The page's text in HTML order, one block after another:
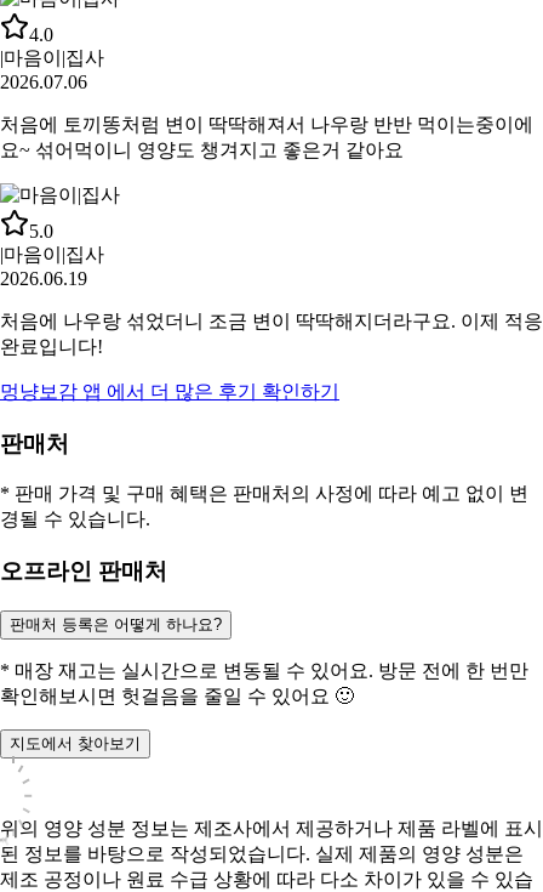
4.0
|마음이|집사
2026.07.06
처음에 토끼똥처럼 변이 딱딱해져서 나우랑 반반 먹이는중이에
요~ 섞어먹이니 영양도 챙겨지고 좋은거 같아요
5.0
|마음이|집사
2026.06.19
처음에 나우랑 섞었더니 조금 변이 딱딱해지더라구요. 이제 적응
완료입니다!
멍냥보감 앱 에서 더 많은 후기 확인하기
판매처
* 판매 가격 및 구매 혜택은 판매처의 사정에 따라 예고 없이 변
경될 수 있습니다.
오프라인 판매처
판매처 등록은 어떻게 하나요?
* 매장 재고는 실시간으로 변동될 수 있어요. 방문 전에 한 번만
확인해보시면 헛걸음을 줄일 수 있어요 🙂
지도에서 찾아보기
위의 영양 성분 정보는 제조사에서 제공하거나 제품 라벨에 표시
된 정보를 바탕으로 작성되었습니다. 실제 제품의 영양 성분은
제조 공정이나 원료 수급 상황에 따라 다소 차이가 있을 수 있습